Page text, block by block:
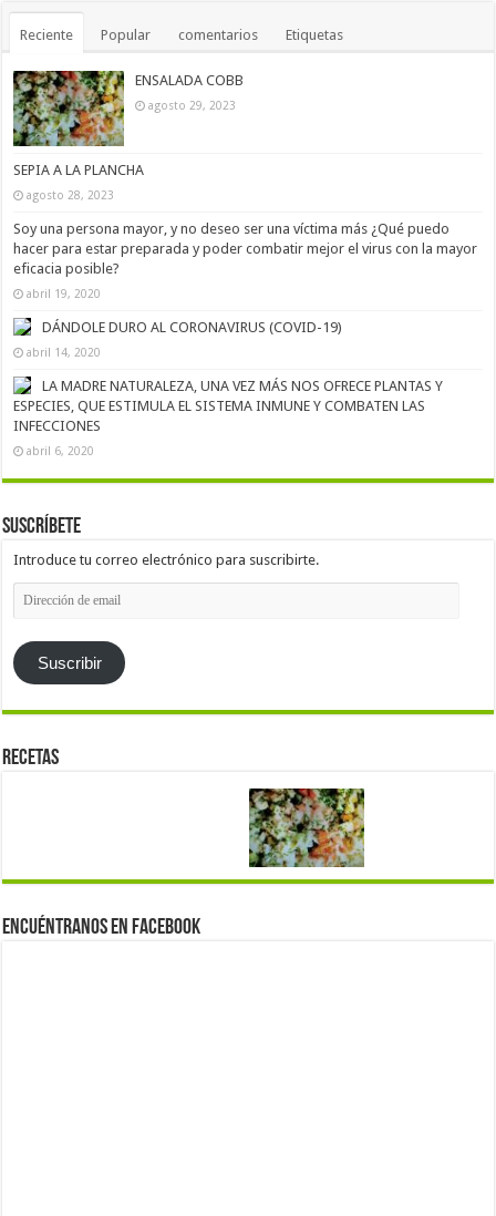
Reciente Popular comentarios Etiquetas
ENSALADA COBB
agosto 29, 2023
SEPIA A LA PLANCHA
agosto 28, 2023
Soy una persona mayor, y no deseo ser una víctima más ¿Qué puedo
hacer para estar preparada y poder combatir mejor el virus con la mayor
eficacia posible?
abril 19, 2020
DÁNDOLE DURO AL CORONAVIRUS (COVID-19)
abril 14, 2020
LA MADRE NATURALEZA, UNA VEZ MÁS NOS OFRECE PLANTAS Y
ESPECIES, QUE ESTIMULA EL SISTEMA INMUNE Y COMBATEN LAS
INFECCIONES
abril 6, 2020
Suscríbete
Introduce tu correo electrónico para suscribirte.
Dirección
de
Suscribir
Recetas
Encuéntranos en Facebook